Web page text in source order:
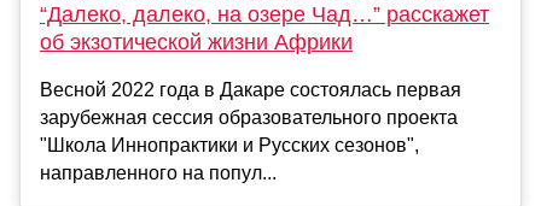
“Далеко, далеко, на озере Чад…” расскажет
об экзотической жизни Африки
Весной 2022 года в Дакаре состоялась первая
зарубежная сессия образовательного проекта
"Школа Иннопрактики и Русских сезонов",
направленного на попул...